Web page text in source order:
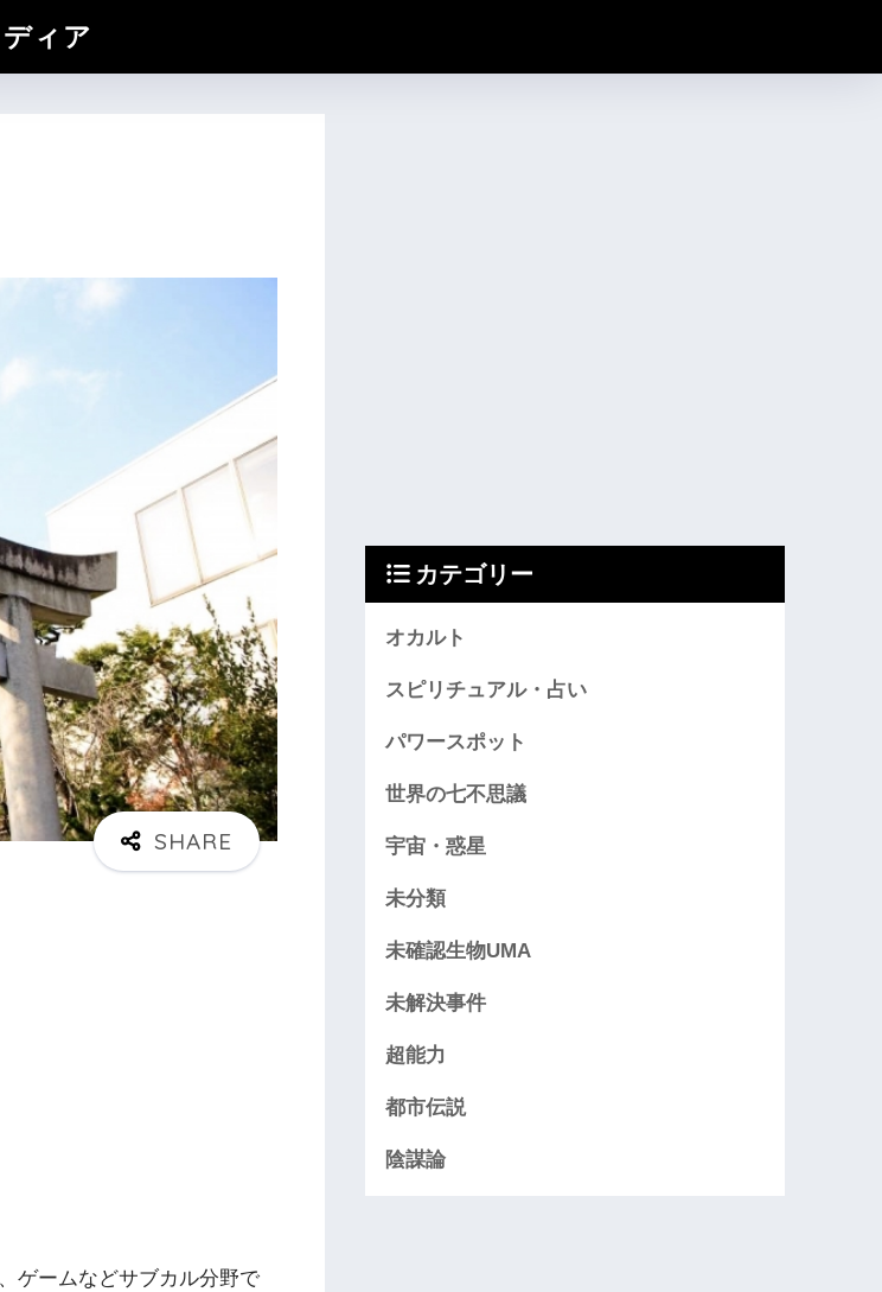
ィア
ゲームなどサブカル分野で
カテゴリー
オカルト
スピリチュアル・占い
パワースポット
世界の七不思議
宇宙・惑星
未分類
未確認生物UMA
未解決事件
超能力
都市伝説
陰謀論